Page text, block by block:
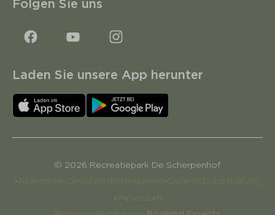
Folgen Sie uns
Laden Sie unsere App herunter
© 2026 Recreatiepark De Scherpenhof
· Allgemeine Geschäftsbedingungen·Datenschutzerklärung
·Impressum